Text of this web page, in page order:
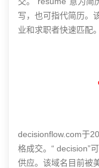
写，也可指代简历。
业和求职者快速匹配。
decisionflow.com于
格成交。“ decision”
供应。该域名目前被